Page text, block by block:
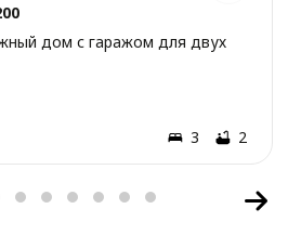
дом с гаражом для двух
3 2